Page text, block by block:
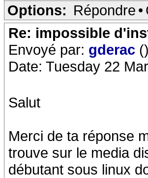
Options: Répondre •
Re: impossible
Envoyé par: gderac ()
Date: Tuesday 22
Salut
Merci de ta réponse
trouve sur le media
débutant sous linux